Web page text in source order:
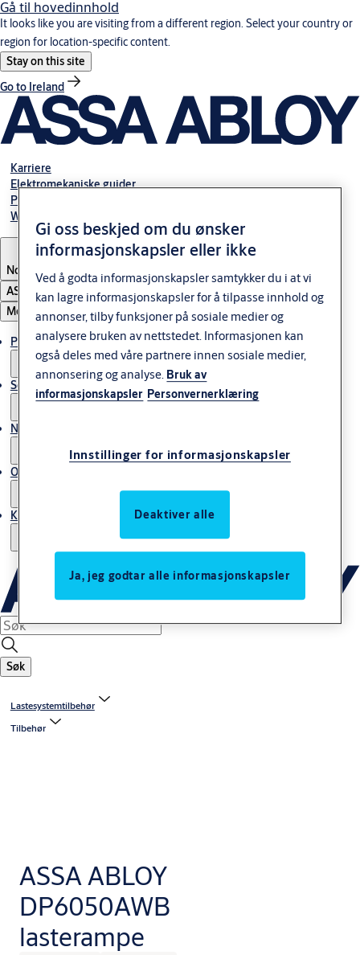
Gå til hovedinnhold
It looks like you are visiting from a different region. Select your country or
region for location-specific content.
Stay on this site
Go to Ireland
Karriere
Elektromekaniske guider
Partner Area
Webshop
Norway
ASSA ABLOY Group
Meny
Produkter og løsninger
Service
Nyheter & artikler
Om ASSA ABLOY Norway
Kontakt oss
Søk
Lastesystemtilbehør
Tilbehør
ASSA ABLOY
DP6050AWB
lasterampe
Gi oss beskjed om du ønsker
informasjonskapsler eller ikke
Ved å godta informasjonskapsler samtykker du i at vi
kan lagre informasjonskapsler for å tilpasse innhold og
annonser, tilby funksjoner på sosiale medier og
analysere bruken av nettstedet. Informasjonen kan
også deles med våre partnere innen sosiale medier,
annonsering og analyse. Bruk av
informasjonskapsler Personvernerklæring
Innstillinger for informasjonskapsler
Deaktiver alle
Ja, jeg godtar alle informasjonskapsler